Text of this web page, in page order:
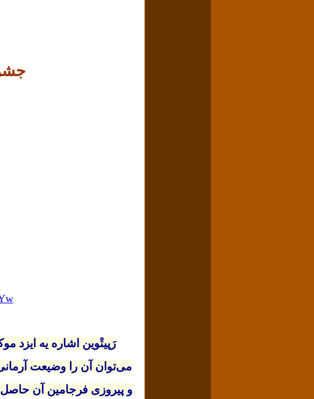
رَپیتْوین اشاره یه ایزد
می‌توان آن‌ را وضیعت
و پیروزی فرجامین آن